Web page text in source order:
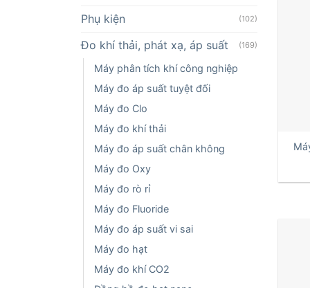
Phụ kiện (102)
Đo khí thải, phát xạ, áp suất (169)
Máy phân tích khí công nghiệp
Máy đo áp suất tuyệt đối
Máy đo Clo
Máy đo khí thải
Máy đo áp suất chân không
Máy đo Oxy
Máy đo rò rỉ
Máy đo Fluoride
Máy đo áp suất vi sai
Máy đo hạt
Máy đo khí CO2